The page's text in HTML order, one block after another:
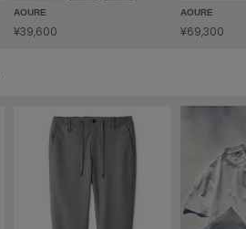
AOURE
¥39,600
AOURE
¥69,300